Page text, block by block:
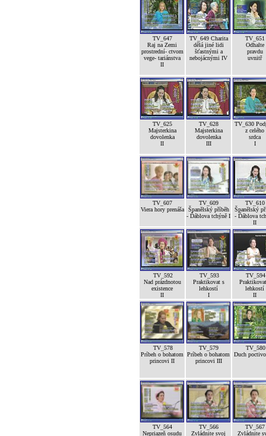
TV_647
Raj na Zemi
prostrední- ctvom
vege- tariánstva
II
TV_649 Charita
dělá jiné lidi
šťastnými a
nebojácnými IV
TV_651
Odhalte
pravdu
uvnitř
TV_625
Majsterkina
dovolenka
II
TV_628
Majsterkina
dovolenka
III
TV_630
z celého
srdca
I
TV_607
Viera hory prenáša
TV_609
Španělský příběh
- Ďáblova tchýně I
TV_610
Španělský
- Ďáblova
II
TV_592
Nad prázdnotou
existence
II
TV_593
Praktikovat s
lehkostí
I
TV_594
lehkostí
II
TV_578
Príbeh o bohatom
princovi II
TV_579
Príbeh o bohatom
princovi III
TV_580
Duch
TV_564
Nepriazeň osudu
TV_566
Zvládnite svoj
TV_567
Zvládnite